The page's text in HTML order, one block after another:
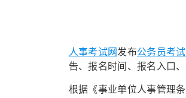
人事考试网 发布公务员考试
告、报名时间、报名入口、
根据《事业单位人事管理